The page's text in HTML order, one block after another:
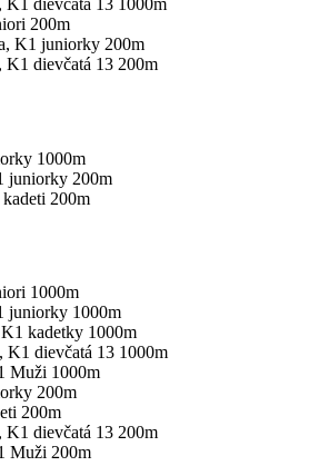
200m
K1 juniorky 200m
K1 dievčatá 13 200m
1000m
juniorky 200m
200m
1000m
juniorky 1000m
kadetky 1000m
K1 dievčatá 13 1000m
Muži 1000m
200m
200m
K1 dievčatá 13 200m
Muži 200m